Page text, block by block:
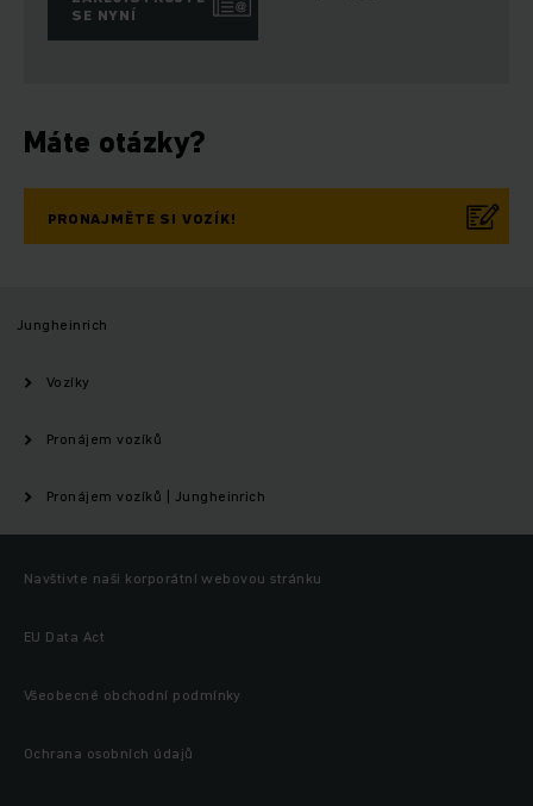
SE NYNÍ
Máte otázky?
PRONAJMĚTE SI VOZÍK!
Jungheinrich
Vozíky
Pronájem vozíků
Pronájem vozíků | Jungheinrich
Navštivte naši korporátní webovou stránku
EU Data Act
Všeobecné obchodní podmínky
Ochrana osobních údajů